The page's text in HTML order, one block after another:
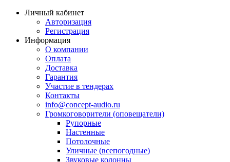
Личный кабинет
Авторизация
Регистрация
Информация
О компании
Оплата
Доставка
Гарантия
Участие в тендерах
Контакты
info@concept-audio.ru
Громкоговорители (оповещатели)
Рупорные
Настенные
Потолочные
Уличные (всепогодные)
Звуковые колонны